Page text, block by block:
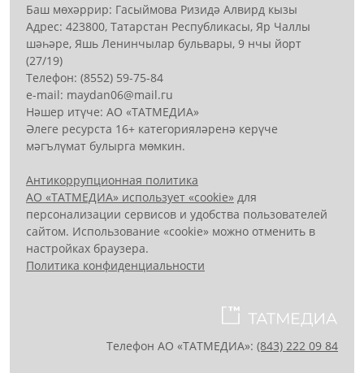
Баш мөхәррир: Гасыймова Ризидә Алвирд кызы
Адрес: 423800, Татарстан Республикасы, Яр Чаллы
шәһәре, Яшь Ленинчылар бульвары, 9 нчы йорт
(27/19)
Телефон: (8552) 59-75-84
е-mail: mауdаn06@mail.гu
Нәшер итүче: АО «ТАТМЕДИА»
Әлеге ресурста 16+ категорияләренә керүче
мәгълүмат булырга мөмкин.
Антикоррупционная политика
АО «ТАТМЕДИА» использует «cookie» для
персонализации сервисов и удобства пользователей
сайтом. Использование «cookie» можно отменить в
настройках браузера.
Политика конфиденциальности
Телефон АО «ТАТМЕДИА»: (843) 222 09 84